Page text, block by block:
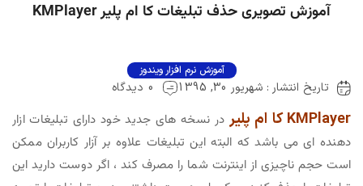
آموزش تصویری حذف تبلیغات کا ام پلیر KMPlayer
آموزش نرم افزار ویندوز
تاریخ انتشار : شهریور 30, 1395 0 دیدگاه
KMPlayer کا ام پلیر
در نسخه های جدید خود دارای تبلیغات ازار
دهنده ای می باشد که البته این تبلیغات علاوه بر آزار کاربران ممکن
است حجم ناچیزی از اینترنت شما را مصرف کند ، اگر دوست دارید این